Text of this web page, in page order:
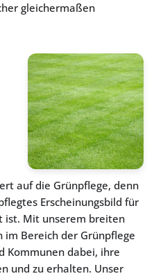
gleichermaßen
auf die Grünpflege, denn
Erscheinungsbild für
Mit unserem breiten
Bereich der Grünpflege
Kommunen dabei, ihre
und zu erhalten. Unser